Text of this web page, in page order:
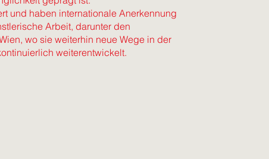
und haben internationale Anerkennung
Arbeit, darunter den
wo sie weiterhin neue Wege in der
weiterentwickelt.